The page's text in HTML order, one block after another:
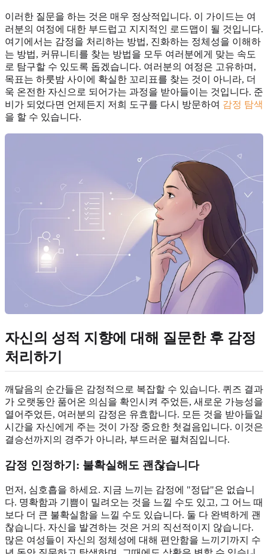
이러한 질문을 하는 것은 매우 정상적입니다. 이 가이드는 여
러분의 여정에 대한 부드럽고 지지적인 로드맵이 될 것입니다.
여기에서는 감정을 처리하는 방법, 진화하는 정체성을 이해하
는 방법, 커뮤니티를 찾는 방법을 모두 여러분에게 맞는 속도
로 탐구할 수 있도록 돕겠습니다. 여러분의 여정은 고유하며,
목표는 하룻밤 사이에 확실한 꼬리표를 찾는 것이 아니라, 더
욱 온전한 자신으로 되어가는 과정을 받아들이는 것입니다. 준
비가 되었다면 언제든지 저희 도구를 다시 방문하여 감정 탐색
을 할 수 있습니다.
자신의 성적 지향에 대해 질문한 후 감정
처리하기
깨달음의 순간들은 감정적으로 복잡할 수 있습니다. 퀴즈 결과
가 오랫동안 품어온 의심을 확인시켜 주었든, 새로운 가능성을
열어주었든, 여러분의 감정은 유효합니다. 모든 것을 받아들일
시간을 자신에게 주는 것이 가장 중요한 첫걸음입니다. 이것은
결승선까지의 경주가 아니라, 부드러운 펼쳐짐입니다.
감정 인정하기: 불확실해도 괜찮습니다
먼저, 심호흡을 하세요. 지금 느끼는 감정에 "정답"은 없습니
다. 명확함과 기쁨이 밀려오는 것을 느낄 수도 있고, 그 어느 때
보다 더 큰 불확실함을 느낄 수도 있습니다. 둘 다 완벽하게 괜
찮습니다. 자신을 발견하는 것은 거의 직선적이지 않습니다.
많은 여성들이 자신의 정체성에 대해 편안함을 느끼기까지 수